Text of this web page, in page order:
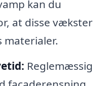
kan du
at disse vækster
materialer.
Reglemæssig